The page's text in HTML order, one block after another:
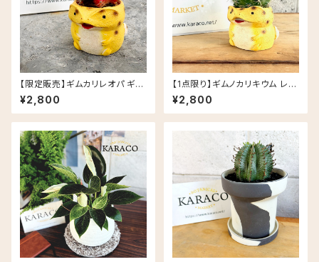
【限定販売】ギムカリレオパ ギム
ノカリキウム ミハノビッチ レオパ
ードゲッコー ヒョウモントカゲモ
ドキ レジン鉢
¥2,800
【1点限り】ギムノカリキウム レオ
パ 多肉植物 クラッスラ レオパー
ドゲッコー ヒョウモントカゲモド
キ レジン鉢
¥2,800